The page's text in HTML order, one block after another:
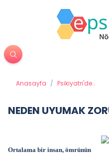
Anasayfa / Psikiyatri'de
NEDEN UYUMAK
Ortalama bir insan, ömrünün